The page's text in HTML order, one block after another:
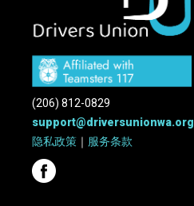
(206) 812-0829
support@driversunionwa.org
隐私政策 ｜ 服务条款